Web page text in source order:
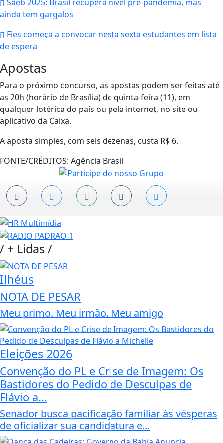
Saeb 2025: Brasil recupera nível pré-pandemia, mas
ainda tem gargalos
Fies começa a convocar nesta sexta estudantes em lista
de espera
Apostas
Para o próximo concurso, as apostas podem ser feitas até
as 20h (horário de Brasília) de quinta-feira (11), em
qualquer lotérica do país ou pela internet, no site ou
aplicativo da Caixa.
A aposta simples, com seis dezenas, custa R$ 6.
FONTE/CRÉDITOS: Agência Brasil
/ + Lidas/
Ilhéus
NOTA DE PESAR
Meu primo. Meu irmão. Meu amigo
Eleições 2026
Convenção do PL e Crise de Imagem: Os
Bastidores do Pedido de Desculpas de
Flávio a...
Senador busca pacificação familiar às vésperas
de oficializar sua candidatura e...